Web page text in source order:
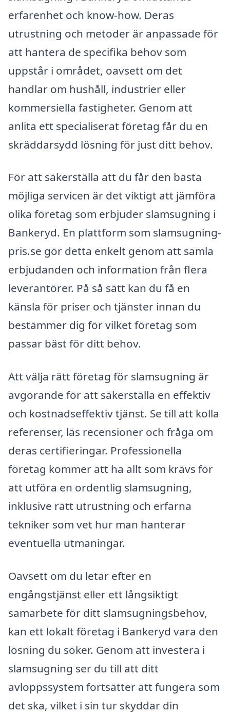
erfarenhet och know-how. Deras
utrustning och metoder är anpassade för
att hantera de specifika behov som
uppstår i området, oavsett om det
handlar om hushåll, industrier eller
kommersiella fastigheter. Genom att
anlita ett specialiserat företag får du en
skräddarsydd lösning för just ditt behov.
För att säkerställa att du får den bästa
möjliga servicen är det viktigt att jämföra
olika företag som erbjuder slamsugning i
Bankeryd. En plattform som slamsugning-
pris.se gör detta enkelt genom att samla
erbjudanden och information från flera
leverantörer. På så sätt kan du få en
känsla för priser och tjänster innan du
bestämmer dig för vilket företag som
passar bäst för ditt behov.
Att välja rätt företag för slamsugning är
avgörande för att säkerställa en effektiv
och kostnadseffektiv tjänst. Se till att kolla
referenser, läs recensioner och fråga om
deras certifieringar. Professionella
företag kommer att ha allt som krävs för
att utföra en ordentlig slamsugning,
inklusive rätt utrustning och erfarna
tekniker som vet hur man hanterar
eventuella utmaningar.
Oavsett om du letar efter en
engångstjänst eller ett långsiktigt
samarbete för ditt slamsugningsbehov,
kan ett lokalt företag i Bankeryd vara den
lösning du söker. Genom att investera i
slamsugning ser du till att ditt
avloppssystem fortsätter att fungera som
det ska, vilket i sin tur skyddar din